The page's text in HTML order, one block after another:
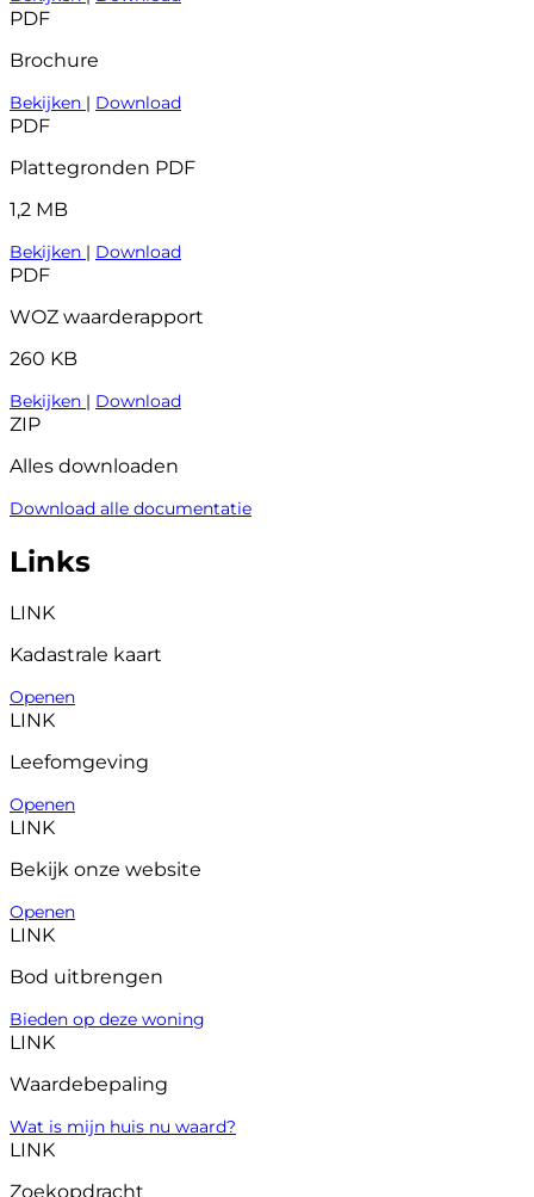
PDF
Brochure
Bekijken | Download
PDF
Plattegronden PDF
1,2 MB
Bekijken | Download
PDF
WOZ waarderapport
260 KB
Bekijken | Download
ZIP
Alles downloaden
Download alle documentatie
Links
LINK
Kadastrale kaart
Openen
LINK
Leefomgeving
Openen
LINK
Bekijk onze website
Openen
LINK
Bod uitbrengen
Bieden op deze woning
LINK
Waardebepaling
Wat is mijn huis nu waard?
LINK
Zoekopdracht